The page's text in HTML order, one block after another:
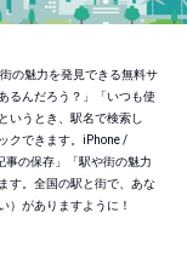
の魅力を発見できる無料サ
るんだろう？」「いつも使
いうとき、駅名で検索し
クできます。iPhone /
の保存」「駅や街の魅力
す。全国の駅と街で、あな
）がありますように！